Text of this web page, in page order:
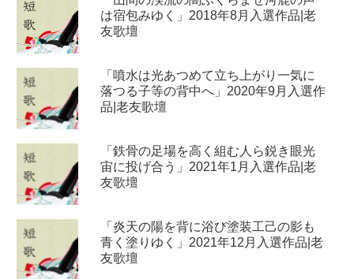
は宿包みゆく」2018年8月入選作品|老
友歌壇
「噴水は光あつめて立ち上がり一気に
落つる子等の背中へ」2020年9月入選作
品|老友歌壇
「鉄骨の足場を高く組む人ら鋭き眼光
宙に投げ合う」2021年1月入選作品|老
友歌壇
「炎天の陽を背に浴び塗装工己の影も
青く塗りゆく」2021年12月入選作品|老
友歌壇